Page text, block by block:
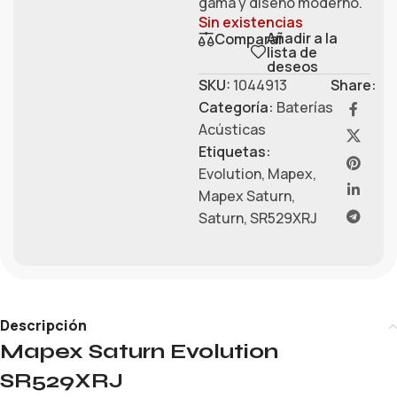
Sin existencias
CompararAñadir a la
lista de
deseos
SKU: 1044913
Categoría: Baterías
Acústicas
Etiquetas:
Evolution, Mapex,
Mapex Saturn,
Saturn,SR529XRJ
Share:
Descripción
Mapex Saturn Evolution
SR529XRJ